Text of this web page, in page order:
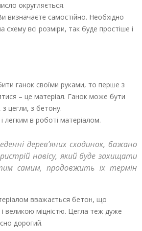
округляється.
визначаєте самостійно. Необхідно
схему всі розміри, так буде простіше і
ганок своїми руками, то перше з
– це матеріал. Ганок може бути
цегли, з бетону.
легким в роботі матеріалом.
дерев’яних сходинок, бажано
навісу, який буде захищати
самим, продовжить їх термін
вважається бетон, що
і великою міцністю. Цегла теж дуже
дорогий.